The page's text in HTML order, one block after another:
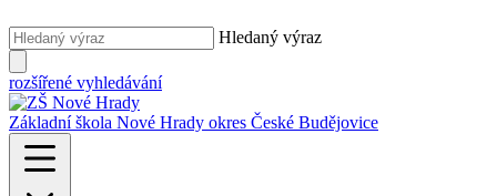
Hledaný výraz
rozšířené vyhledávání
Základní škola Nové Hrady okres České Budějovice